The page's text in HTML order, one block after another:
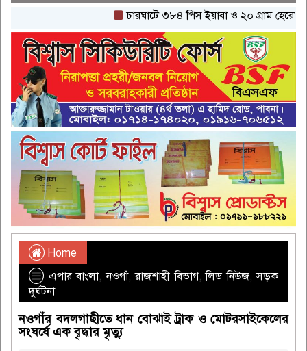
চারঘাটে ৩৮৪ পিস ইয়াবা ও ২০ গ্রাম হেরোইনসহ
Home
এপার বাংলা,নওগাঁ,রাজশাহী বিভাগ,লিড নিউজ,সড়ক
দুর্ঘটনা
নওগাঁর বদলগাছীতে ধান বোঝাই ট্রাক ও মোটরসাইকেলের
সংঘর্ষে এক বৃদ্ধার মৃত্যু